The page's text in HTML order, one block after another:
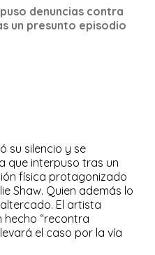
denuncias contra
un presunto episodio
su silencio y se
que interpuso tras un
física protagonizado
Shaw. Quien además lo
El artista
“recontra
el caso por la vía